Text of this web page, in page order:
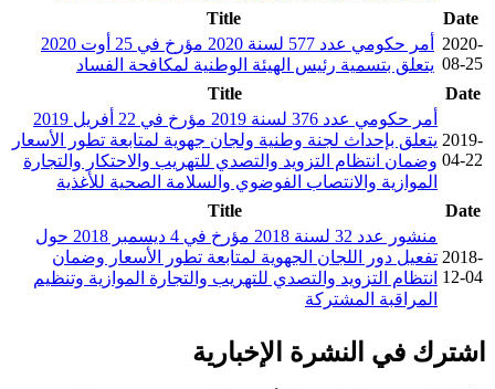
Date
Title
2020-
08-25
أمر حكومي عدد 577 لسنة 2020 مؤرخ في 25 أوت 2020
يتعلق بتسمية رئيس الهيئة الوطنية لمكافحة الفساد
Date
Title
2019-
04-22
أمر حكومي عدد 376 لسنة 2019 مؤرخ في 22 أفريل 2019
يتعلق بإحداث لجنة وطنية ولجان جهوية لمتابعة تطور الأسعار
وضمان انتظام التزويد والتصدي للتهريب والاحتكار والتجارة
الموازية والانتصاب الفوضوي والسلامة الصحية للأغذية
Date
Title
2018-
12-04
منشور عدد 32 لسنة 2018 مؤرخ في 4 ديسمبر 2018 حول
تفعيل دور اللجان الجهوية لمتابعة تطور الأسعار وضمان
انتظام التزويد والتصدي للتهريب والتجارة الموازية وتنظيم
المراقبة المشتركة
اشترك في النشرة الإخبارية